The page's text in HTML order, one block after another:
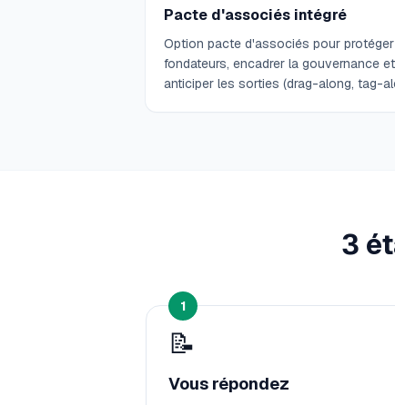
Pacte d'associés intégré
Option pacte d'associés pour
fondateurs, encadrer la gouvernance et
anticiper les sorties (drag-along, tag-
3
1
📝
Vous répondez